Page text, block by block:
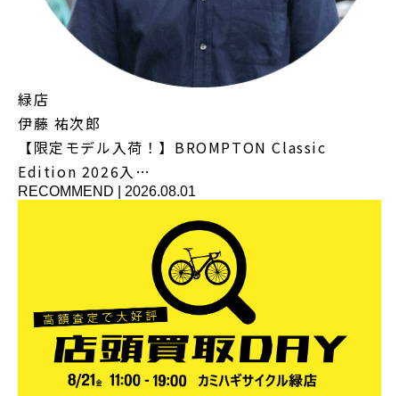
緑店
伊藤 祐次郎
【限定モデル入荷！】BROMPTON Classic
Edition 2026入…
RECOMMEND 2026.08.01